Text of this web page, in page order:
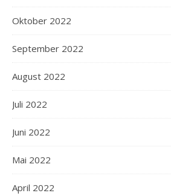
Oktober 2022
September 2022
August 2022
Juli 2022
Juni 2022
Mai 2022
April 2022